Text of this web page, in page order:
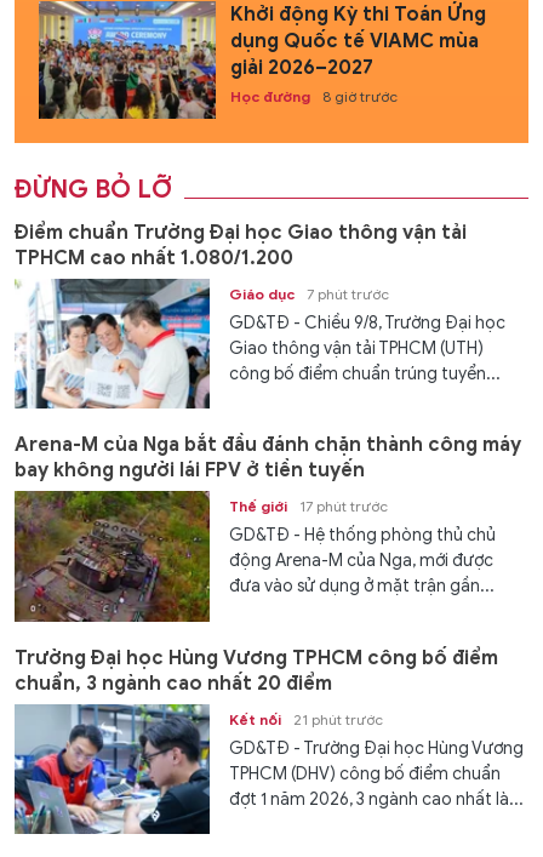
Khởi động Kỳ thi Toán Ứng
dụng Quốc tế VIAMC mùa
giải 2026–2027
Học đường 8 giờ trước
ĐỪNG BỎ LỠ
Điểm chuẩn Trường Đại học Giao thông vận tải
TPHCM cao nhất 1.080/1.200
Giáo dục 7 phút trước
GD&TĐ - Chiều 9/8, Trường Đại học
Giao thông vận tải TPHCM (UTH)
công bố điểm chuẩn trúng tuyển...
Arena-M của Nga bắt đầu đánh chặn thành công máy
bay không người lái FPV ở tiền tuyến
Thế giới 17 phút trước
GD&TĐ - Hệ thống phòng thủ chủ
động Arena-M của Nga, mới được
đưa vào sử dụng ở mặt trận gần...
Trường Đại học Hùng Vương TPHCM công bố điểm
chuẩn, 3 ngành cao nhất 20 điểm
Kết nối 21 phút trước
GD&TĐ - Trường Đại học Hùng Vương
TPHCM (DHV) công bố điểm chuẩn
đợt 1 năm 2026, 3 ngành cao nhất là...